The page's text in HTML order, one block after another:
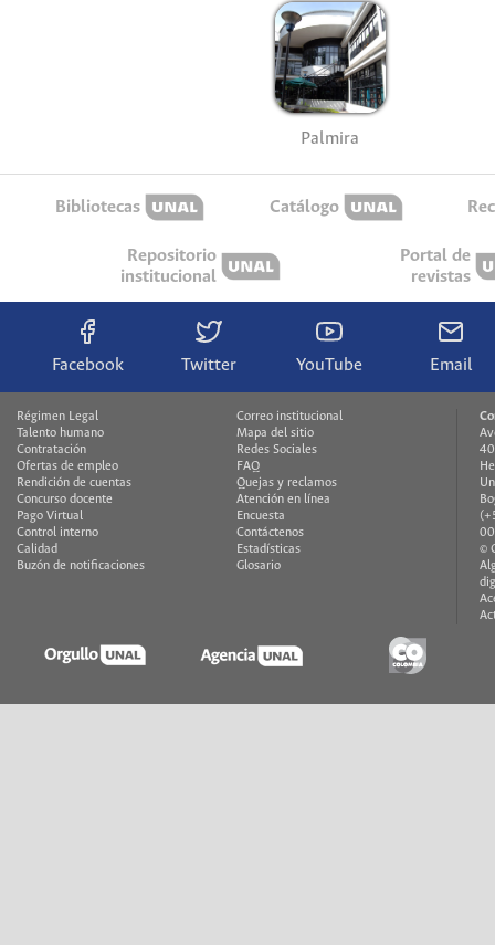
Palmira
Bibliotecas Catálogo
Repositorio
institucional
Portal de
revistas
Facebook Twitter YouTube Email
Régimen Legal
Talento humano
Contratación
Ofertas de empleo
Rendición de cuentas
Concurso docente
Pago Virtual
Control interno
Calidad
Buzón de notificaciones
Correo institucional
Mapa del sitio
Redes Sociales
FAQ
Quejas y reclamos
Atención en línea
Encuesta
Contáctenos
Estadísticas
Glosario
©